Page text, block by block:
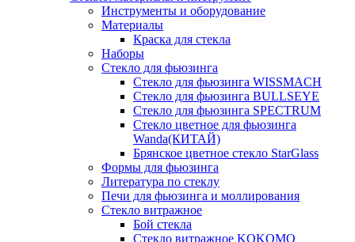
Инструменты и оборудование
Материалы
Краска для стекла
Наборы
Стекло для фьюзинга
Стекло для фьюзинга WISSMACH
Стекло для фьюзинга BULLSEYE
Стекло для фьюзинга SPECTRUM
Стекло цветное для фьюзинга
Wanda(КИТАЙ)
Брянское цветное стекло StarGlass
Формы для фьюзинга
Литература по стеклу
Печи для фьюзинга и моллирования
Стекло витражное
Бой стекла
Стекло витражное KOKOMO